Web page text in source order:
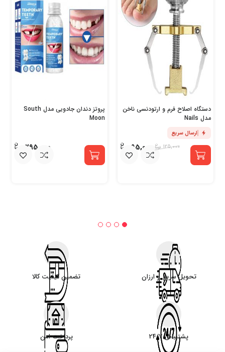
دستگاه اصلاح فرم و ارتودنسی ناخن
مدل Nails
ارسال سریع
125,000
95,000
پروتز دندان جادویی مدل South
Moon
295,000
تحویل سریع و ارزان تضمین کیفیت کالا
پشتیبانی 24/7 پرداخت امن